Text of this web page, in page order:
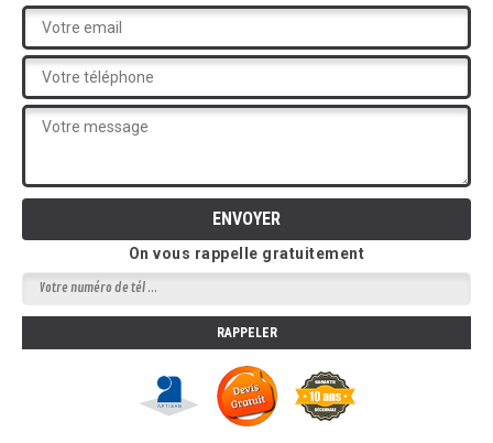
On vous rappelle gratuitement